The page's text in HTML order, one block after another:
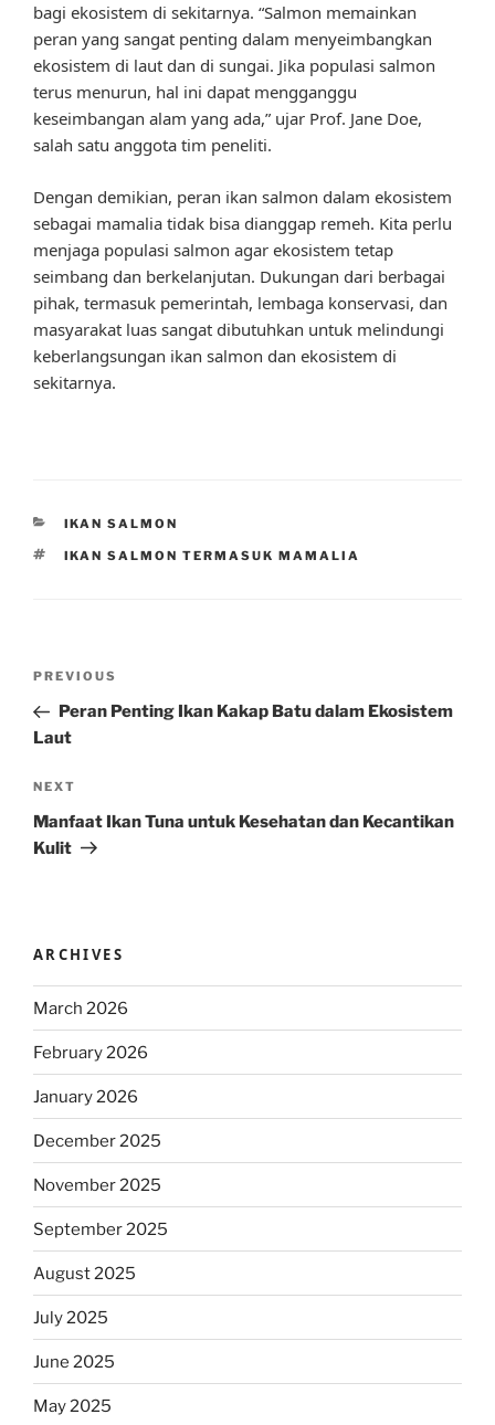
bagi ekosistem di sekitarnya. “Salmon memainkan
peran yang sangat penting dalam menyeimbangkan
ekosistem di laut dan di sungai. Jika populasi salmon
terus menurun, hal ini dapat mengganggu
keseimbangan alam yang ada,” ujar Prof. Jane Doe,
salah satu anggota tim peneliti.
Dengan demikian, peran ikan salmon dalam ekosistem
sebagai mamalia tidak bisa dianggap remeh. Kita perlu
menjaga populasi salmon agar ekosistem tetap
seimbang dan berkelanjutan. Dukungan dari berbagai
pihak, termasuk pemerintah, lembaga konservasi, dan
masyarakat luas sangat dibutuhkan untuk melindungi
keberlangsungan ikan salmon dan ekosistem di
sekitarnya.
CATEGORIES
IKAN SALMON
TAGS
IKAN SALMON TERMASUK MAMALIA
Previous
Post
PREVIOUS
Peran Penting Ikan Kakap Batu dalam Ekosistem
Laut
Next
Post
NEXT
Manfaat Ikan Tuna untuk Kesehatan dan Kecantikan
Kulit
ARCHIVES
March 2026
February 2026
January 2026
December 2025
November 2025
September 2025
August 2025
July 2025
June 2025
May 2025